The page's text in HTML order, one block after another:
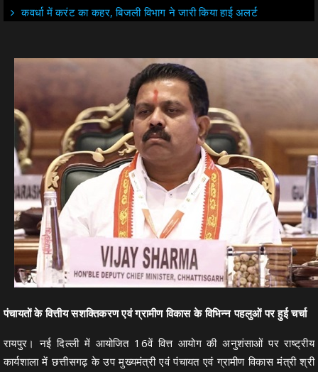
कवर्धा में करंट का कहर, बिजली विभाग ने जारी किया हाई अलर्ट
पंचायतों के वित्तीय सशक्तिकरण एवं ग्रामीण विकास के विभिन्न पहलुओं पर हुई चर्चा
रायपुर। नई दिल्ली में आयोजित 16वें वित्त आयोग की अनुशंसाओं पर राष्ट्रीय
कार्यशाला में छत्तीसगढ़ के उप मुख्यमंत्री एवं पंचायत एवं ग्रामीण विकास मंत्री श्री